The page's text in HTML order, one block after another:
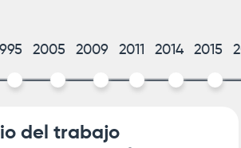
2005 2009 2011 2014 2015
del trabajo